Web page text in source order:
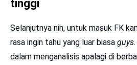
tinggi
Selanjutnya nih, untuk masuk FK
rasa ingin tahu yang luar biasa guys
dalam menganalisis apalagi di